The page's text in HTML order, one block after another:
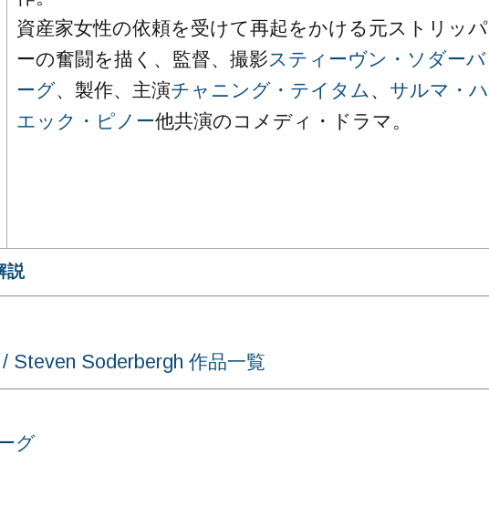
資産家女性の依頼を受けて再起をかける元ストリッパ
ーの奮闘を描く、監督、撮影スティーヴン・ソダーバ
ーグ、製作、主演チャニング・テイタム、 サルマ・ハ
エック・ピノー他共演のコメディ・ドラマ。
説
Steven Soderbergh 作品一覧
グ